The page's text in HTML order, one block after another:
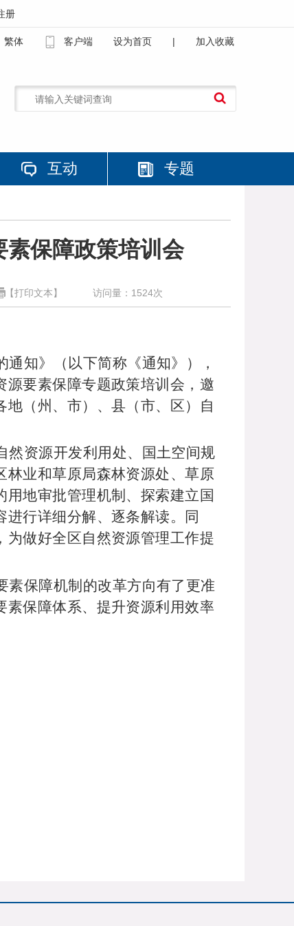
册
繁体 客户端 设为首页 | 加入收藏
互动 专题
保障政策培训会
【打印文本】 访问量： 1524次
知》（以下简称《通知》），
要素保障专题政策培训会，邀
（州、市）、县（市、区）自
然资源开发利用处、国土空间规
业和草原局森林资源处、草原
地审批管理机制、探索建立国
行详细分解、逐条解读。同
做好全区自然资源管理工作提
素保障机制的改革方向有了更准
保障体系、提升资源利用效率